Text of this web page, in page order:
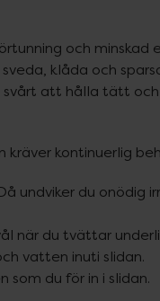
och minskad
klåda och
svårt att hålla tätt
kräver kontinuerlig
undviker du onödig
du tvättar
vatten inuti slidan.
du för in i slidan.